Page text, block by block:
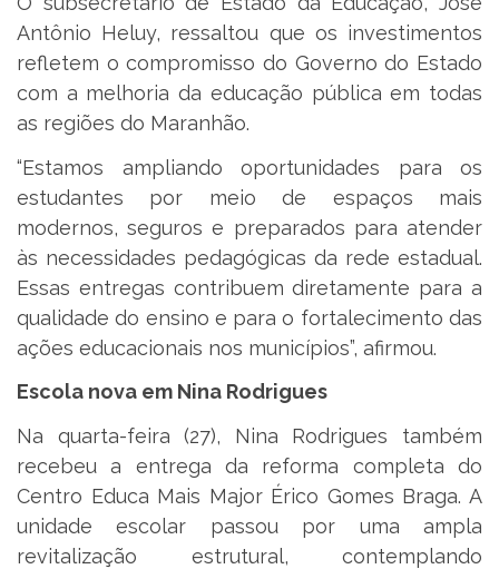
Antônio Heluy, ressaltou que os investimentos
refletem o compromisso do Governo do Estado
com a melhoria da educação pública em todas
as regiões do Maranhão.
“Estamos ampliando oportunidades para os
estudantes por meio de espaços mais
modernos, seguros e preparados para atender
às necessidades pedagógicas da rede estadual.
Essas entregas contribuem diretamente para a
qualidade do ensino e para o fortalecimento das
ações educacionais nos municípios”, afirmou.
Escola nova em Nina Rodrigues
Na quarta-feira (27), Nina Rodrigues também
recebeu a entrega da reforma completa do
Centro Educa Mais Major Érico Gomes Braga. A
unidade escolar passou por uma ampla
revitalização estrutural, contemplando